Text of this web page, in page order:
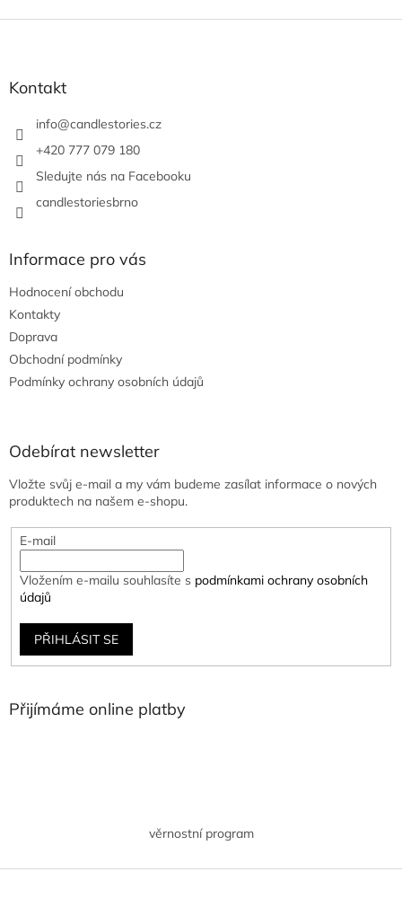
Kontakt
info@candlestories.cz
+420 777 079 180
Sledujte nás na Facebooku
candlestoriesbrno
Informace pro vás
Hodnocení obchodu
Kontakty
Doprava
Obchodní podmínky
Podmínky ochrany osobních údajů
Odebírat newsletter
Vložte svůj e-mail a my vám budeme zasílat informace o nových
produktech na našem e-shopu.
E-mail
Vložením e-mailu souhlasíte s podmínkami ochrany osobních
údajů
PŘIHLÁSIT SE
Přijímáme online platby
věrnostní program